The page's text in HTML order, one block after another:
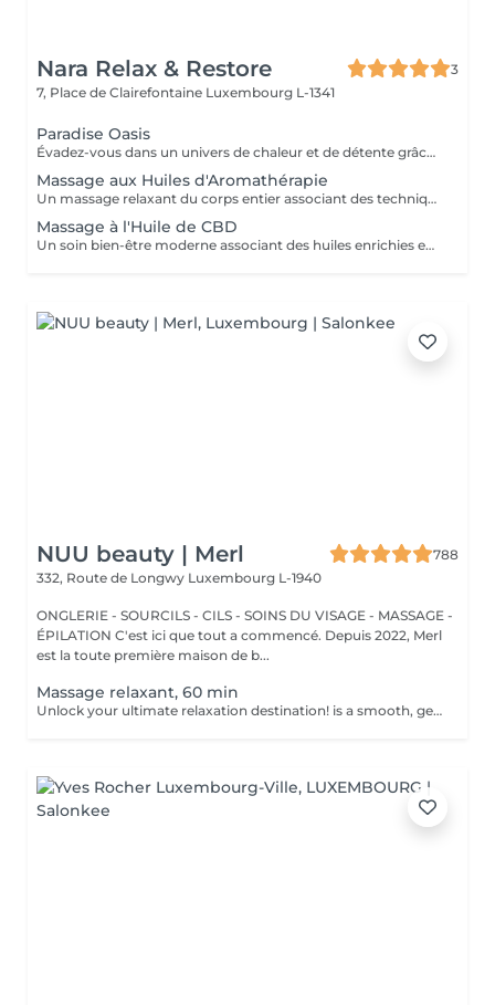
Nara Relax & Restore
3
7, Place de Clairefontaine Luxembourg L-1341
Paradise Oasis
Évadez-vous dans un univers de chaleur et de détente grâce à ce rituel bien-être luxueux. Associant un Massage aux Pierres Chaudes de 90 minutes à une Réflexologie Plantaire Thaïlandaise de 30 minutes, ce forfait aide à relâcher les tensions profondes, stimuler la circulation et rétablir l'équilibre du corps. Comprend : Massage aux Pierres Chaudes 90 min Réflexologie Plantaire Thaïlandaise 30 min
Massage aux Huiles d'Aromathérapie
Un massage relaxant du corps entier associant des techniques de massage douces à une sélection d'huiles essentielles aromatiques. Les parfums apaisants et les mouvements fluides aident à relâcher les tensions musculaires, réduire le stress, apaiser l'esprit et favoriser un profond sentiment de bien-être.
Massage à l'Huile de CBD
Un soin bien-être moderne associant des huiles enrichies en CBD de qualité à des techniques de massage relaxantes. Idéal pour celles et ceux qui souhaitent s'accorder une pause loin du rythme effréné du quotidien, ce soin aide à détendre les muscles et procure une agréable sensation de confort physique.
NUU beauty | Merl
788
332, Route de Longwy Luxembourg L-1940
ONGLERIE - SOURCILS - CILS - SOINS DU VISAGE - MASSAGE -
ÉPILATION C'est ici que tout a commencé. Depuis 2022, Merl
est la toute première maison de b...
Massage relaxant, 60 min
Unlock your ultimate relaxation destination! is a smooth, gentle treatment that relieves muscular tension, increases circulation, and promotes a general sense of relaxation. Benefits of getting a relaxing massage: - improves sleep - reduce stress - eases muscle tension How is a relaxing massage done? - head and neck are massaged - shoulders and back are massaged - hands and arms are massaged - feet and legs are massaged - belly is massaged Age restrictions: there are no age restrictions for this procedure. Post procedure recommendations: do not do sport and any sharp movements 2-3 hours after the procedure. Frequency: 1-2 times per week, 10 times in total. Repeat once in 3-6 months.